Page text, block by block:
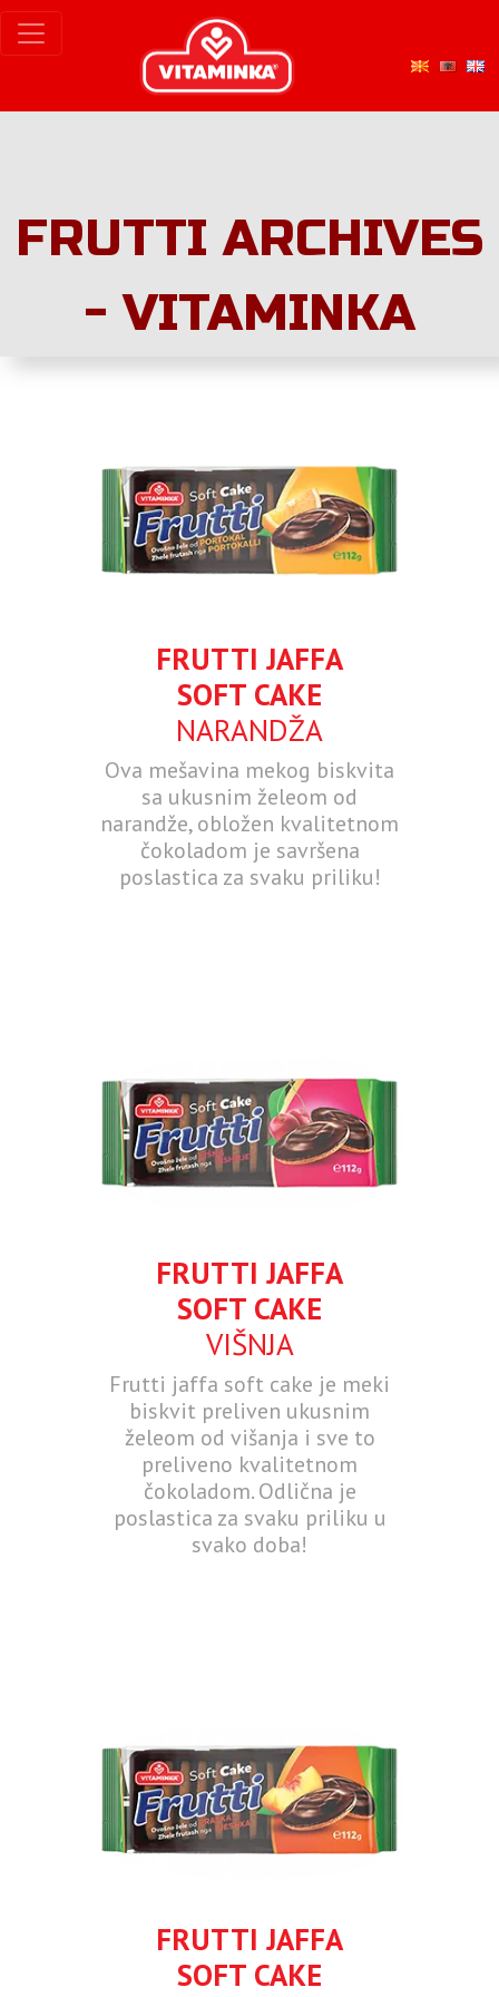
FRUTTI ARCHIVES
- VITAMINKA
FRUTTI JAFFA
SOFT CAKE
NARANDŽA
Ova mešavina mekog biskvita
sa ukusnim želeom od
narandže, obložen kvalitetnom
čokoladom je savršena
poslastica za svaku priliku!
FRUTTI JAFFA
SOFT CAKE
VIŠNJA
Frutti jaffa soft cake je meki
biskvit preliven ukusnim
želeom od višanja i sve to
preliveno kvalitetnom
čokoladom. Odlična je
poslastica za svaku priliku u
svako doba!
FRUTTI JAFFA
SOFT CAKE